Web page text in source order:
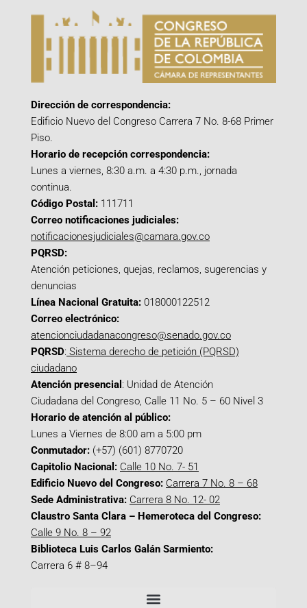
Dirección de correspondencia:
Edificio Nuevo del Congreso Carrera 7 No. 8-68 Primer
Piso.
Horario de recepción correspondencia:
Lunes a viernes, 8:30 a.m. a 4:30 p.m., jornada
continua.
Código Postal: 111711
Correo notificaciones judiciales:
notificacionesjudiciales@camara.gov.co
PQRSD:
Atención peticiones, quejas, reclamos, sugerencias y
denuncias
Línea Nacional Gratuita: 018000122512
Correo electrónico:
atencionciudadanacongreso@senado.gov.co
PQRSD: Sistema derecho de petición (PQRSD)
ciudadano
Atención presencial : Unidad de Atención
Ciudadana del Congreso, Calle 11 No. 5 – 60 Nivel 3
Horario de atención al público:
Lunes a Viernes de 8:00 am a 5:00 pm
Conmutador: (+57) (601) 8770720
Capitolio Nacional: Calle 10 No. 7- 51
Edificio Nuevo del Congreso: Carrera 7 No. 8 – 68
Sede Administrativa: Carrera 8 No. 12- 02
Claustro Santa Clara – Hemeroteca del Congreso:
Calle 9 No. 8 – 92
Biblioteca Luis Carlos Galán Sarmiento:
Carrera 6 # 8–94